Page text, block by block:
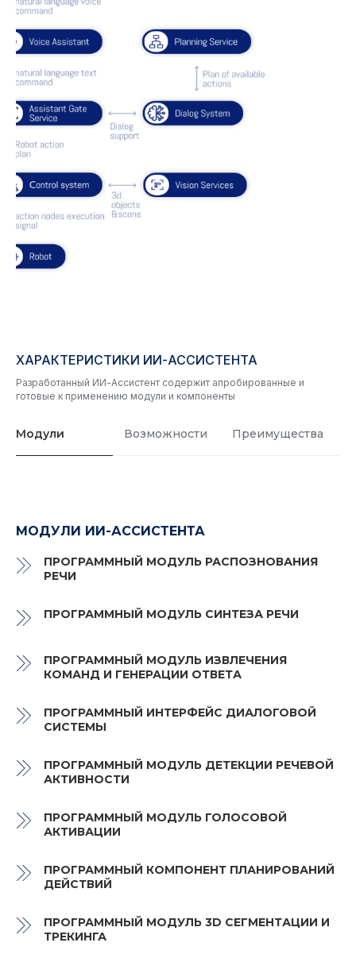
ХАРАКТЕРИСТИКИ ИИ-АССИСТЕНТА
Разработанный ИИ-Ассистент содержит апробированные и
готовые к применению модули и компоненты
Модули Возможности Преимущества
МОДУЛИ ИИ-АССИСТЕНТА
ПРОГРАММНЫЙ МОДУЛЬ РАСПОЗНОВАНИЯ
РЕЧИ
ПРОГРАММНЫЙ МОДУЛЬ СИНТЕЗА РЕЧИ
ПРОГРАММНЫЙ МОДУЛЬ ИЗВЛЕЧЕНИЯ
КОМАНД И ГЕНЕРАЦИИ ОТВЕТА
ПРОГРАММНЫЙ ИНТЕРФЕЙС ДИАЛОГОВОЙ
СИСТЕМЫ
ПРОГРАММНЫЙ МОДУЛЬ ДЕТЕКЦИИ РЕЧЕВОЙ
АКТИВНОСТИ
ПРОГРАММНЫЙ МОДУЛЬ ГОЛОСОВОЙ
АКТИВАЦИИ
ПРОГРАММНЫЙ КОМПОНЕНТ ПЛАНИРОВАНИЙ
ДЕЙСТВИЙ
ПРОГРАММНЫЙ МОДУЛЬ 3D СЕГМЕНТАЦИИ И
ТРЕКИНГА